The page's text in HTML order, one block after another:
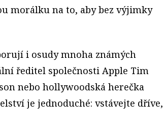
morálku na to, aby bez výjimky
i osudy mnoha známých
ředitel společnosti Apple Tim
nebo hollywoodská herečka
je jednoduché: vstávejte dříve,